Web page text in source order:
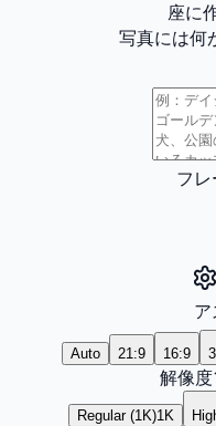
座に
写真には何
フ
Auto 21:9 16:9
解像度
Regular (1K)1K